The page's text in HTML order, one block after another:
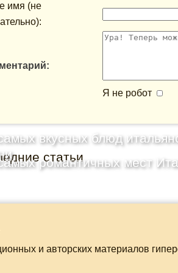
имя (не
Я не робот
статьи
вкусных блюд
романтичных мест
и авторских материалов